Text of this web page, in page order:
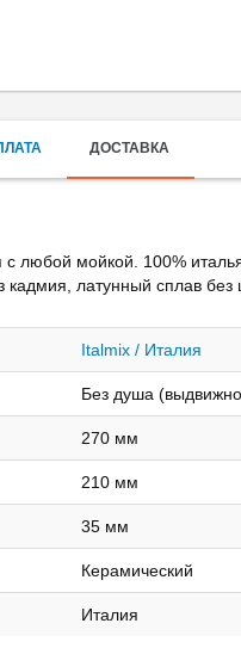
ДОСТАВКА
мойкой. 100%
латунный сплав
Italmix / Италия
Без душа
270 мм
210 мм
35 мм
Керамический
Италия